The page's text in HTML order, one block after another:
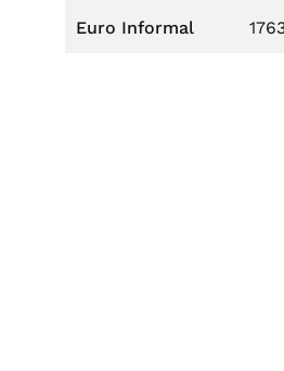
Euro Informal